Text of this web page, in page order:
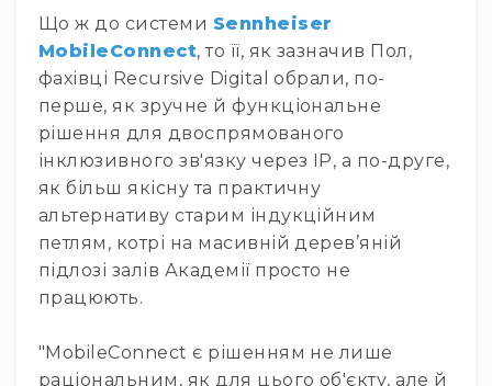
Управління
світлом
DMX-
інтерфейси
DMX
контролери
Приймально-
передавачі
DMX
Диммерні
контролери
Контролери
для
Що ж до системи Sennheiser
MobileConnect, то її, як зазначив Пол,
фахівці Recursive Digital обрали, по-
перше, як зручне й функціональне
рішення для двоспрямованого
інклюзивного зв'язку через IP, а по-друге,
як більш якісну та практичну
альтернативу старим індукційним
петлям, котрі на масивній дерев’яній
підлозі залів Академії просто не
працюють.
"MobileConnect є рішенням не лише
раціональним, як для цього об'єкту, але й